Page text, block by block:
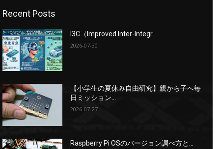
Recent Posts
I3C（Improved Inter-Integr...
2026-07-30
【小学生の夏休み自由研究】親から子へ毎
日ミッション...
2026-07-27
Raspberry Pi OSのバージョン調べ方と...